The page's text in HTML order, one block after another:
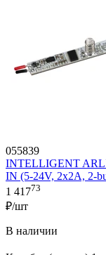
055839
INTELLIGENT
IN (5-24V, 2x2A, 2-
1 41773
₽/шт
В наличии